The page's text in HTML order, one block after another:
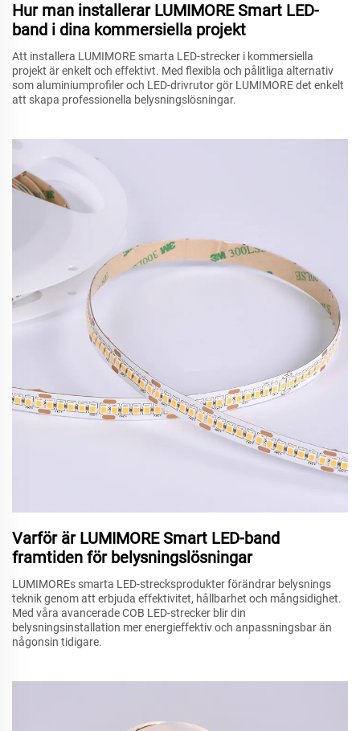
Hur man installerar LUMIMORE Smart LED-
band i dina kommersiella projekt
Att installera LUMIMORE smarta LED-strecker i kommersiella
projekt är enkelt och effektivt. Med flexibla och pålitliga alternativ
som aluminiumprofiler och LED-drivrutor gör LUMIMORE det enkelt
att skapa professionella belysningslösningar.
Varför är LUMIMORE Smart LED-band
framtiden för belysningslösningar
LUMIMOREs smarta LED-strecksprodukter förändrar belysnings
teknik genom att erbjuda effektivitet, hållbarhet och mångsidighet.
Med våra avancerade COB LED-strecker blir din
belysningsinstallation mer energieffektiv och anpassningsbar än
någonsin tidigare.